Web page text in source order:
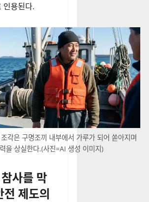
인용된다.
각은 구명조끼 내부에서 가루가 되어 쏟아지며
을 상실한다.(사진=AI 생성 이미지)
사를 막
제도의